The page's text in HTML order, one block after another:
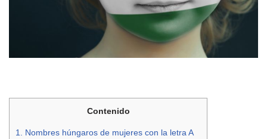
Contenido
1.
Nombres húngaros de mujeres con la letra A